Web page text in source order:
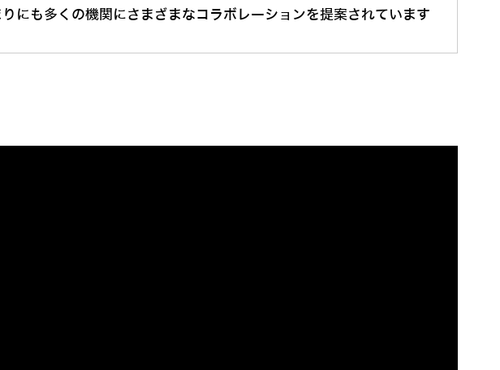
にも多くの機関にさまざまなコラボレーションを提案されています